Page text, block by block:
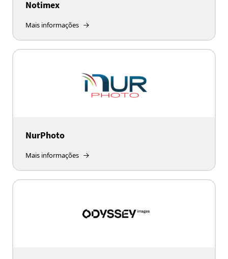
Notimex
Mais informações
NurPhoto
Mais informações